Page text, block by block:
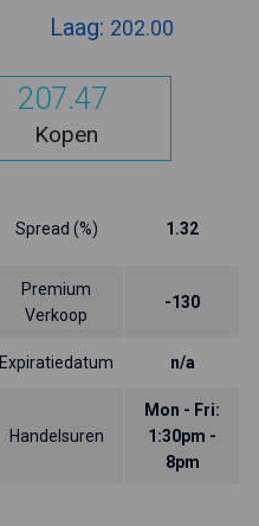
Laag: 202.00
207.47
Kopen
Spread (%) 1.32
Premium
Verkoop
-130
Expiratiedatum n/a
Handelsuren
Mon - Fri:
1:30pm -
8pm